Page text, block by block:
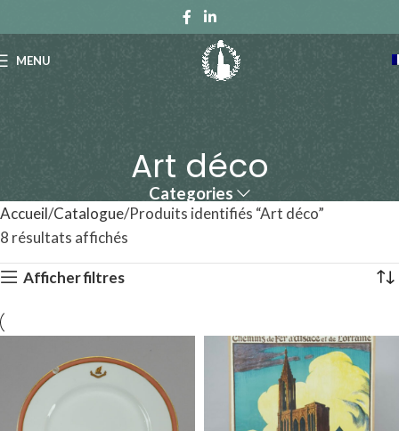
MENU
Art déco
Categories
Accueil Catalogue Produits identifiés “Art déco”
8 résultats affichés
Afficher filtres